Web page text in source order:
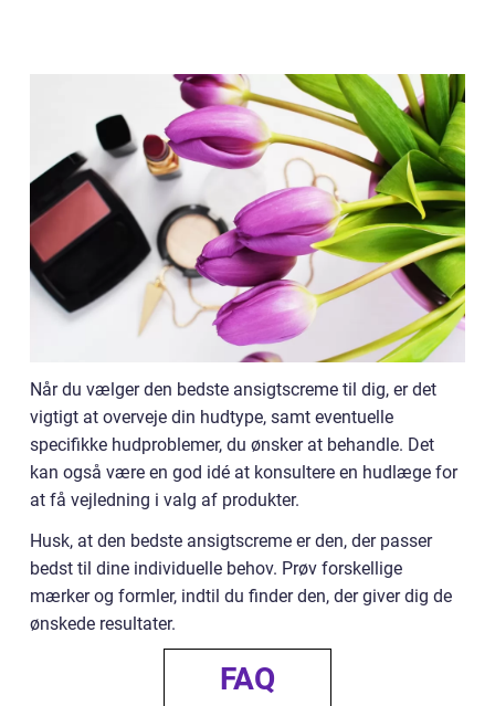
Når du vælger den bedste ansigtscreme til dig, er det
vigtigt at overveje din hudtype, samt eventuelle
specifikke hudproblemer, du ønsker at behandle. Det
kan også være en god idé at konsultere en hudlæge for
at få vejledning i valg af produkter.
Husk, at den bedste ansigtscreme er den, der passer
bedst til dine individuelle behov. Prøv forskellige
mærker og formler, indtil du finder den, der giver dig de
ønskede resultater.
FAQ